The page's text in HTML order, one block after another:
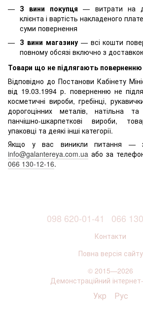
З вини покупця — витрати на
клієнта і вартість накладеного
суми повернення
З вини магазину— всі кошти
повному обсязі включно з
Товари що не підлягають поверненню
Відповідно до Постанови Кабінету
від 19.03.1994 р. поверненню не
косметичні вироби, гребінці,
дорогоцінних металів, натільна та
панчішно-шкарпеткові вироби,
упаковці та деякі інші категорії.
Якщо у вас виникли питання —
info@galantereya.com.ua або за
066 130-12-16.
098 620-01-41 066
Контакти
Повна версія сайту
© 2015—2026
Демонстраційний
Укр Рус